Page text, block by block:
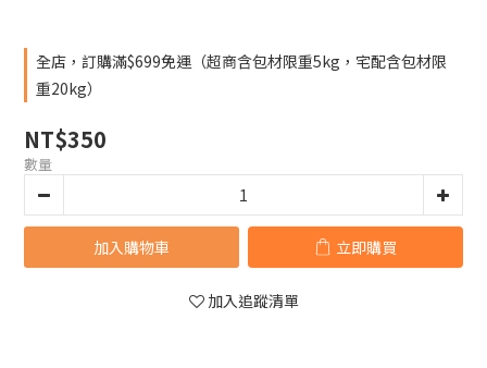
全店，訂購滿$699免運（超商含包材限重5kg，宅配含包材限
重20kg）
NT$350
數量
加入購物車 立即購買
加入追蹤清單